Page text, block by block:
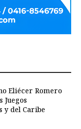
Eliécer Romero
Juegos
y del Caribe